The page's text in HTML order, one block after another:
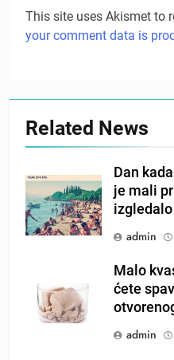
This site uses Akismet to
your comment data is
Related News
Dan
je mali
admin
Malo
ćete
admin